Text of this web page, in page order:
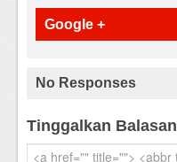
Google +
No Responses
Tinggalkan Balasan